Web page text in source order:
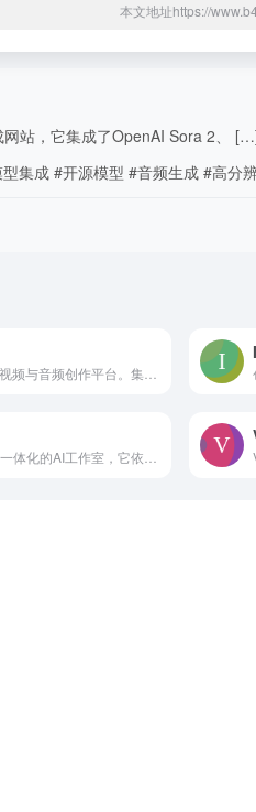
本文地址https://
网站，它集成了OpenAI Sora 2、
集成 #开源模型 #音频生成 #高分辨